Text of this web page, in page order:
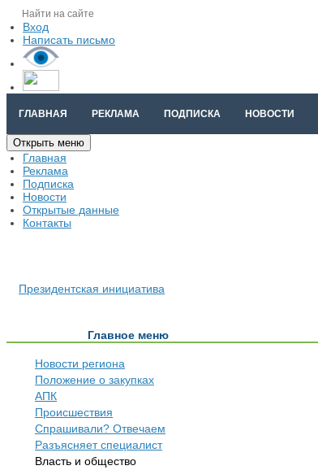
Вход
Написать письмо
ГЛАВНАЯ РЕКЛАМА ПОДПИСКА НОВОСТИ
Открыть меню
Главная
Реклама
Подписка
Новости
Открытые данные
Контакты
Президентская инициатива
Главное меню
Новости региона
Положение о закупках
АПК
Происшествия
Спрашивали? Отвечаем
Разъясняет специалист
Власть и общество